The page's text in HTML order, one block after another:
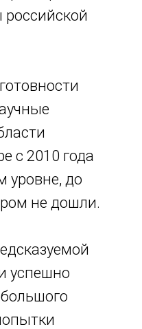
с 2010 года
уровне, до
не дошли.
успешно